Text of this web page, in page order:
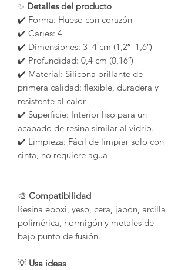
✨ Detalles del producto
✔️ Forma: Hueso con corazón
✔️ Caries: 4
✔️ Dimensiones: 3–4 cm (1,2″–1,6″)
✔️ Profundidad: 0,4 cm (0,16″)
✔️ Material: Silicona brillante de
primera calidad: flexible, duradera y
resistente al calor
✔️ Superficie: Interior liso para un
acabado de resina similar al vidrio.
✔️ Limpieza: Fácil de limpiar solo con
cinta, no requiere agua
🎨 Compatibilidad
Resina epoxi, yeso, cera, jabón, arcilla
polimérica, hormigón y metales de
bajo punto de fusión.
💡 Usa ideas